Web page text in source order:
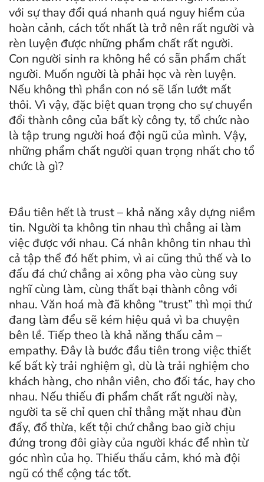
với sự thay đổi quá nhanh quá nguy hiểm của
hoàn cảnh, cách tốt nhất là trở nên rất người và
rèn luyện được những phẩm chất rất người.
Con người sinh ra không hề có sẵn phẩm chất
người. Muốn người là phải học và rèn luyện.
Nếu không thì phần con nó sẽ lấn lướt mất
thôi. Vì vậy, đặc biệt quan trọng cho sự chuyển
đổi thành công của bất kỳ công ty, tổ chức nào
là tập trung người hoá đội ngũ của mình. Vậy,
những phẩm chất người quan trọng nhất cho tổ
chức là gì?
Đầu tiên hết là trust – khả năng xây dựng niềm
tin. Người ta không tin nhau thì chẳng ai làm
việc được với nhau. Cá nhân không tin nhau thì
cả tập thể đó hết phim, vì ai cũng thủ thế và lo
đấu đá chứ chẳng ai xông pha vào cùng suy
nghĩ cùng làm, cùng thất bại thành công với
nhau. Văn hoá mà đã không “trust” thì mọi thứ
đang làm đểu sẽ kém hiệu quả vì ba chuyện
bên lề. Tiếp theo là khả năng thấu cảm –
empathy. Đây là bước đầu tiên trong việc thiết
kế bất kỳ trải nghiệm gì, dù là trải nghiệm cho
khách hàng, cho nhân viên, cho đối tác, hay cho
nhau. Nếu thiếu đi phẩm chất rất người này,
người ta sẽ chỉ quen chỉ thẳng mặt nhau đùn
đẩy, đổ thừa, kết tội chứ chẳng bao giờ chịu
đứng trong đôi giày của người khác để nhìn từ
góc nhìn của họ. Thiếu thấu cảm, khó mà đội
ngũ có thể cộng tác tốt.